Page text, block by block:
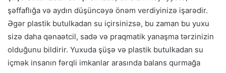
şəffaflığa və aydın düşüncəyə önəm verdiyinizə işarədir.
Əgər plastik butulkadan su içirsinizsə, bu zaman bu yuxu
sizə daha qənaətcil, sadə və praqmatik yanaşma tərzinizin
olduğunu bildirir. Yuxuda şüşə və plastik butulkadan su
içmək insanın fərqli imkanlar arasında balans qurmağa